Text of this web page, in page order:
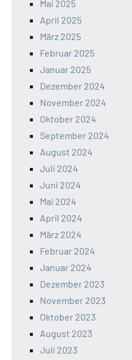
Mai 2025
April 2025
März 2025
Februar 2025
Januar 2025
Dezember 2024
November 2024
Oktober 2024
September 2024
August 2024
Juli 2024
Juni 2024
Mai 2024
April 2024
März 2024
Februar 2024
Januar 2024
Dezember 2023
November 2023
Oktober 2023
August 2023
Juli 2023